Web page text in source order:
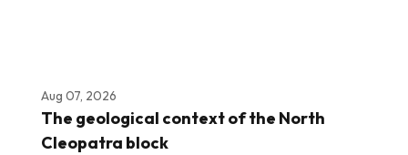
Aug 07, 2026
The geological context of the North
Cleopatra block